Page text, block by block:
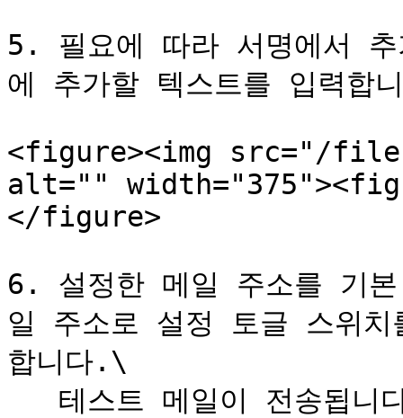
5. 필요에 따라 서명에서
에 추가할 텍스트를 입력합
<figure><img src="/files/
alt=""
</figure>
6. 설정한 메일 주소를 기
일 주소로 설정 토글 스위
합니다.\